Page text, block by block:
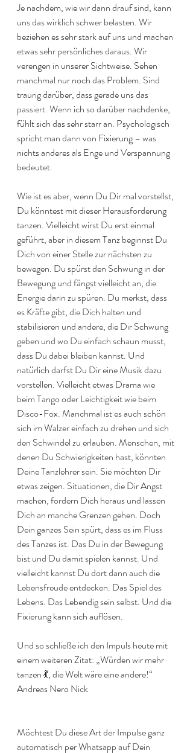
Je nachdem, wie wir dann drauf sind, kann
uns das wirklich schwer belasten. Wir
beziehen es sehr stark auf uns und machen
etwas sehr persönliches daraus. Wir
verengen in unserer Sichtweise. Sehen
manchmal nur noch das Problem. Sind
traurig darüber, dass gerade uns das
passiert. Wenn ich so darüber nachdenke,
fühlt sich das sehr starr an. Psychologisch
spricht man dann von Fixierung – was
nichts anderes als Enge und Verspannung
bedeutet.
Wie ist es aber, wenn Du Dir mal vorstellst,
Du könntest mit dieser Herausforderung
tanzen. Vielleicht wirst Du erst einmal
geführt, aber in diesem Tanz beginnst Du
Dich von einer Stelle zur nächsten zu
bewegen. Du spürst den Schwung in der
Bewegung und fängst vielleicht an, die
Energie darin zu spüren. Du merkst, dass
es Kräfte gibt, die Dich halten und
stabilisieren und andere, die Dir Schwung
geben und wo Du einfach schaun musst,
dass Du dabei bleiben kannst. Und
natürlich darfst Du Dir eine Musik dazu
vorstellen. Vielleicht etwas Drama wie
beim Tango oder Leichtigkeit wie beim
Disco-Fox. Manchmal ist es auch schön
sich im Walzer einfach zu drehen und sich
den Schwindel zu erlauben. Menschen, mit
denen Du Schwierigkeiten hast, könnten
Deine Tanzlehrer sein. Sie möchten Dir
etwas zeigen. Situationen, die Dir Angst
machen, fordern Dich heraus und lassen
Dich an manche Grenzen gehen. Doch
Dein ganzes Sein spürt, dass es im Fluss
des Tanzes ist. Das Du in der Bewegung
bist und Du damit spielen kannst. Und
vielleicht kannst Du dort dann auch die
Lebensfreude entdecken. Das Spiel des
Lebens. Das Lebendig sein selbst. Und die
Fixierung kann sich auflösen.
Und so schließe ich den Impuls heute mit
einem weiteren Zitat: „Würden wir mehr
tanzen 💃, die Welt wäre eine andere!“
Andreas Nero Nick
Möchtest Du diese Art der Impulse ganz
automatisch per Whatsapp auf Dein